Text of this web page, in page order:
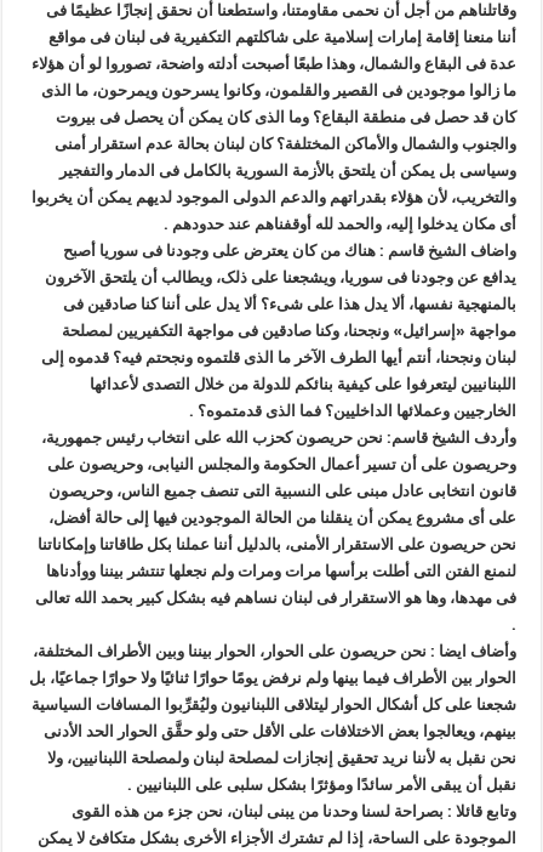
وقاتلناهم من أجل أن نحمی مقاومتنا، واستطعنا أن نحقق إنجازًا عظیمًا فی
أننا منعنا إقامة إمارات إسلامیة علی شاکلتهم التکفیریة فی لبنان فی مواقع
عدة فی البقاع والشمال، وهذا طبعًا أصبحت أدلته واضحة، تصوروا لو أن هؤلاء
ما زالوا موجودین فی القصیر والقلمون، وکانوا یسرحون ویمرحون، ما الذی
کان قد حصل فی منطقة البقاع؟ وما الذی کان یمکن أن یحصل فی بیروت
والجنوب والشمال والأماکن المختلفة؟ کان لبنان بحالة عدم استقرار أمنی
وسیاسی بل یمکن أن یلتحق بالأزمة السوریة بالکامل فی الدمار والتفجیر
والتخریب، لأن هؤلاء بقدراتهم والدعم الدولی الموجود لدیهم یمکن أن یخربوا
أی مکان یدخلوا إلیه، والحمد لله أوقفناهم عند حدودهم .
واضاف الشیخ قاسم : هناك من کان یعترض علی وجودنا فی سوریا أصبح
یدافع عن وجودنا فی سوریا، ویشجعنا علی ذلک، ویطالب أن یلتحق الآخرون
بالمنهجیة نفسها، ألا یدل هذا علی شیء؟ ألا یدل علی أننا کنا صادقین فی
مواجهة «إسرائیل» ونجحنا، وکنا صادقین فی مواجهة التکفیریین لمصلحة
لبنان ونجحنا، أنتم أیها الطرف الآخر ما الذی قلتموه ونجحتم فیه؟ قدموه إلی
اللبنانیین لیتعرفوا علی کیفیة بنائکم للدولة من خلال التصدی لأعدائها
الخارجیین وعملائها الداخلیین؟ فما الذی قدمتموه؟ .
وأردف الشیخ قاسم: نحن حریصون کحزب الله علی انتخاب رئیس جمهوریة،
وحریصون علی أن تسیر أعمال الحکومة والمجلس النیابی، وحریصون علی
قانون انتخابی عادل مبنی علی النسبیة التی تنصف جمیع الناس، وحریصون
علی أی مشروع یمکن أن ینقلنا من الحالة الموجودین فیها إلی حالة أفضل،
نحن حریصون علی الاستقرار الأمنی، بالدلیل أننا عملنا بکل طاقاتنا وإمکاناتنا
لنمنع الفتن التی أطلت برأسها مرات ومرات ولم نجعلها تنتشر بیننا ووأدناها
فی مهدها، وها هو الاستقرار فی لبنان نساهم فیه بشکل کبیر بحمد الله تعالی
.
وأضاف ایضا : نحن حریصون علی الحوار، الحوار بیننا وبین الأطراف المختلفة،
الحوار بین الأطراف فیما بینها ولم نرفض یومًا حوارًا ثنائیًا ولا حوارًا جماعیًا، بل
شجعنا علی کل أشکال الحوار لیتلاقی اللبنانیون ولیُقرِّبوا المسافات السیاسیة
بینهم، ویعالجوا بعض الاختلافات علی الأقل حتی ولو حقَّق الحوار الحد الأدنی
نحن نقبل به لأننا نرید تحقیق إنجازات لمصلحة لبنان ولمصلحة اللبنانیین، ولا
نقبل أن یبقی الأمر سائدًا ومؤثرًا بشکل سلبی علی اللبنانیین .
وتابع قائلا : بصراحة لسنا وحدنا من یبنی لبنان، نحن جزء من هذه القوی
الموجودة علی الساحة، إذا لم تشترك الأجزاء الأخری بشکل متکافئ لا یمکن